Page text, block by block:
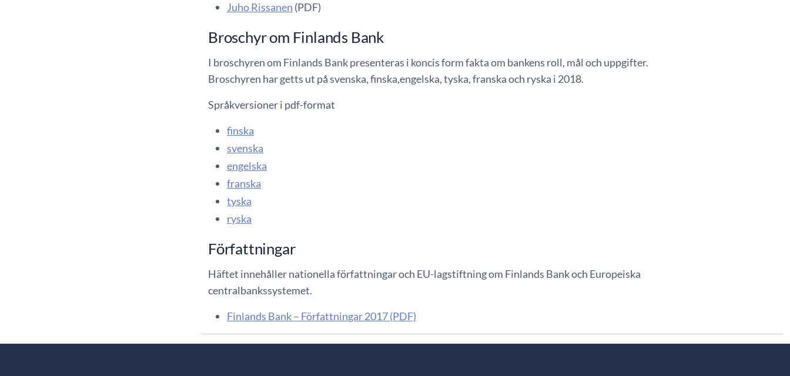
Juho Rissanen (PDF)
Broschyr om Finlands Bank
I broschyren om Finlands Bank presenteras i koncis form fakta om bankens roll, mål och uppgifter.
Broschyren har getts ut på svenska, finska,engelska, tyska, franska och ryska i 2018.
Språkversioner i pdf-format
finska
svenska
engelska
franska
tyska
ryska
Författningar
Häftet innehåller nationella författningar och EU-lagstiftning om Finlands Bank och Europeiska
centralbankssystemet.
Finlands Bank – Författningar 2017 (PDF)